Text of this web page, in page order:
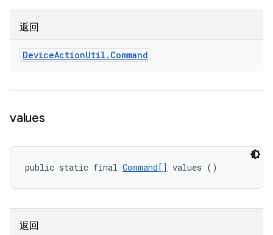
返回
DeviceActionUtil . Command
values
public static final Command[] values ()
返回